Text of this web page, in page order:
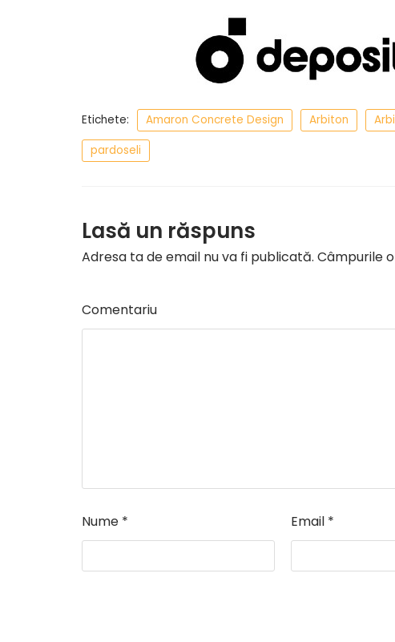
Etichete: Amaron Concrete Design Arbiton
pardoseli
Lasă un răspuns
Adresa ta de email nu va fi publicată. Câmpurile
Comentariu
Nume * Email *